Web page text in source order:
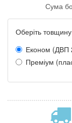
Сума
Оберіть
Економ (ДВП
Преміум